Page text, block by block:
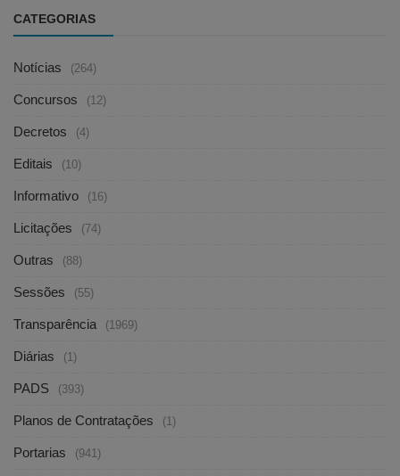
CATEGORIAS
Notícias (264)
Concursos (12)
Decretos (4)
Editais (10)
Informativo (16)
Licitações (74)
Outras (88)
Sessões (55)
Transparência (1969)
Diárias (1)
PADS (393)
Planos de Contratações (1)
Portarias (941)